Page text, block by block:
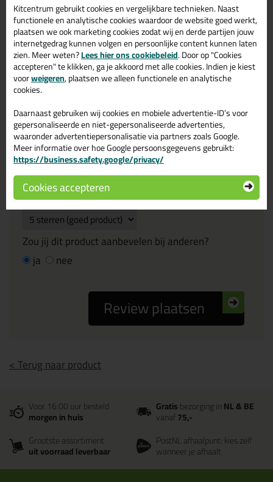
(we gebruiken het e-mailadres alleen om contact op te nemen
bij vragen)
Reviewtitel *
Je ervaring
Beoordeling
Zou jij dit product aanbevelen bij anderen?
ja
nee
Review plaatsen
< Terug naar product
Voor 16:00 uur besteld
morgen in huis
Gratisbezorging inNL & BE
vanaf75,-
Grootste assortiment
uit voorraad leverbaar
PostNL afhaalpunt: kies zelf
wanneer je afhaalt
Kitcentrum gebruikt cookies en vergelijkbare technieken. Naast
functionele en analytische cookies waardoor de website goed werkt,
plaatsen we ook marketing cookies zodat wij en derde partijen jouw
internetgedrag kunnen volgen en persoonlijke content kunnen laten
zien. Meer weten?Lees hier ons cookiebeleid. Door op "Cookies
accepteren" te klikken, ga je akkoord met alle cookies. Indien je kiest
voorweigeren, plaatsen we alleen functionele en analytische
cookies.
Daarnaast gebruiken wij cookies en mobiele advertentie-ID’s voor
gepersonaliseerde en niet-gepersonaliseerde advertenties,
waaronder advertentiepersonalisatie via partners zoals Google.
Meer informatie over hoe Google persoonsgegevens gebruikt:
https://business.safety.google/privacy/
Cookies accepteren